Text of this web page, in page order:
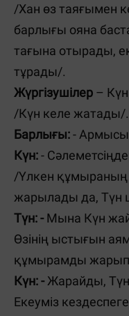
/Хан өз таяғымен
барлығы ояна
тағына отырады,
тұрады/.
Жүргізушілер –
/Күн келе жатады/.
Барлығы:-
Күн:-
/Үлкен құмыраның
жарылады да, Түн
Түн: -Мына Күн
Өзінің ыстығын
құмырамды жарып
Күн: -Жарайды,
Екеуміз